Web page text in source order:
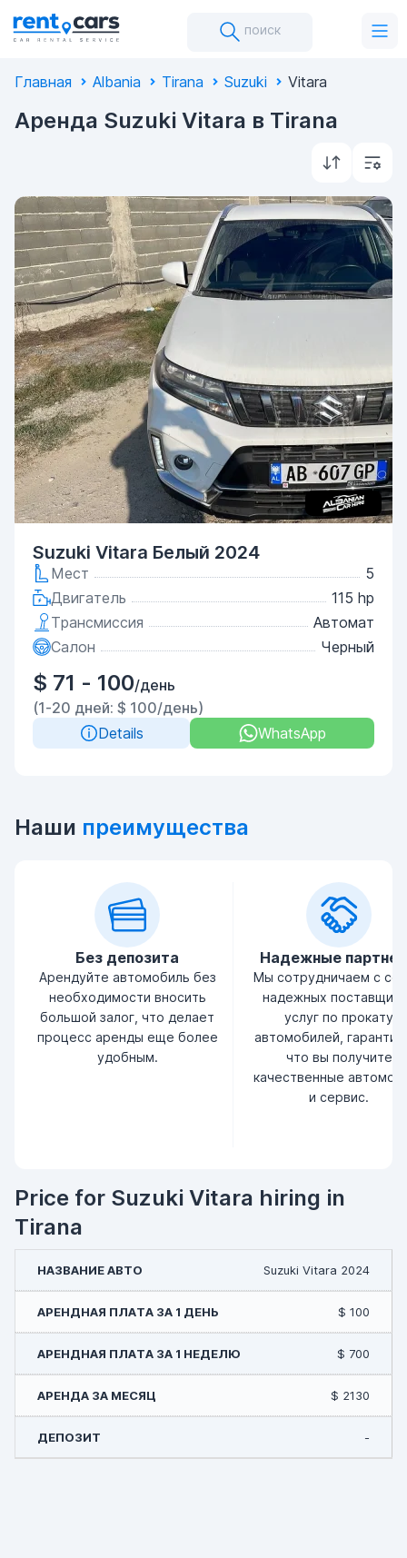
поиск
Главная Albania Tirana Suzuki Vitara
Аренда Suzuki Vitara в Tirana
Suzuki Vitara Белый 2024
Мест
5
Двигатель
115 hp
Трансмиссия
Автомат
Салон
Черный
$ 71 - 100/день
(1-20 дней: $ 100/день)
Details
WhatsApp
Наши преимущества
Без депозита
Арендуйте автомобиль без
необходимости вносить
большой залог, что делает
процесс аренды еще более
удобным.
Надежные
Мы сотрудничаем с
надежных
услуг по прокату
автомобилей,
что вы получите
качественные
и сервис.
Price for Suzuki Vitara hiring in
Tirana
Suzuki Vitara 2024
$ 100
$ 700
$ 2130
-